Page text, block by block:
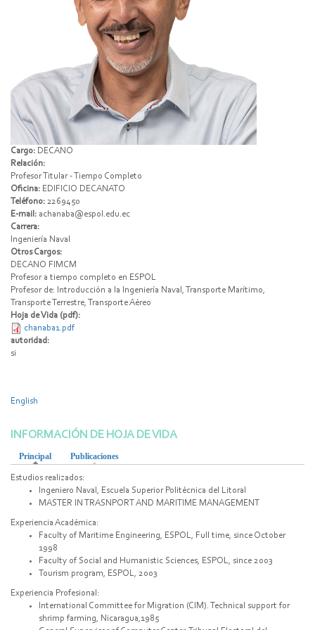
Cargo: DECANO
Relación:
Profesor Titular - Tiempo Completo
Oficina: EDIFICIO DECANATO
Teléfono: 2269450
E-mail: achanaba@espol.edu.ec
Carrera:
Ingeniería Naval
Otros Cargos:
DECANO FIMCM
Profesor a tiempo completo en ESPOL
Profesor de: Introducción a la Ingeniería Naval, Transporte Marítimo,
Transporte Terrestre, Transporte Aéreo
Hoja de Vida (pdf):
chanaba1.pdf
autoridad:
si
English
INFORMACIÓN DE HOJA DE VIDA
Principal (solapa activa)
Publicaciones
Estudios realizados:
Ingeniero Naval, Escuela Superior Politécnica del Litoral
MASTER IN TRASNPORT AND MARITIME MANAGEMENT
Experiencia Académica:
Faculty of Maritime Engineering, ESPOL, Full time, since October
1998
Faculty of Social and Humanistic Sciences, ESPOL, since 2003
Tourism program, ESPOL, 2003
Experiencia Profesional:
International Committee for Migration (CIM). Technical support for
shrimp farming, Nicaragua,1985